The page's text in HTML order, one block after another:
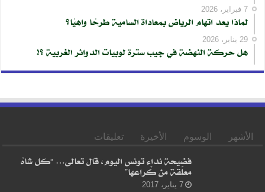
7 فبراير، 2026
لماذا يعد اتهام الرياض بمعاداة السامية طرحًا واهيًا؟
29 يناير، 2026
هل حركة النهضة في جيب سترة لوبيات الدوائر الغربية ؟!
الأشهر الوسوم الأخيرة تعليقات
فضيحة نداء تونس اليوم، قال تعالى… “كل شاهْ
معلّقة من كْراعها”
7 يناير، 2017